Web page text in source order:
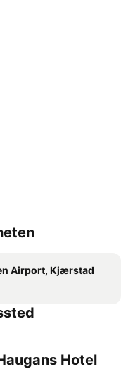
Airport, Kjærstad
Hotel